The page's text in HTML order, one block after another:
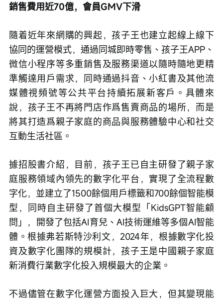
銷售費用近70億，會員GMV下滑
隨着近年來網購的興起，孩子王也建立起線上線下
協同的運營模式，通過同城即時零售、孩子王APP、
微信小程序等多重銷售及服務渠道以隨時隨地更精
準觸達用戶需求，同時通過抖音、小紅書及其他流
媒體視頻號等公共平台持續拓展新客戶。具體來
說，孩子王不再將門店作爲售賣商品的場所，而是
將其打造爲親子家庭的商品與服務體驗中心和社交
互動生活社區。
據招股書介紹，目前，孩子王已自主研發了親子家
庭服務領域內領先的數字化平台，實現了全流程數
字化，並建立了1500餘個用戶標籤和700餘個智能模
型，同時自主研發了首個大模型「KidsGPT智能顧
問」，開發了包括AI育兒、AI技術運維等多個AI智能
體。根據弗若斯特沙利文，2024年，根據數字化投
資及數字化團隊的規模計，孩子王是中國親子家庭
新消費行業數字化投入規模最大的企業。
不過儘管在數字化運營方面投入巨大，但其變現能